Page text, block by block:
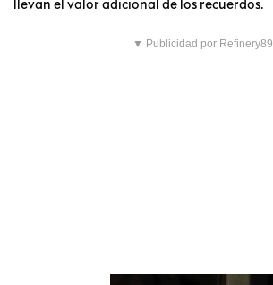
llevan el valor adicional de los recuerdos.
▼ Publicidad por Refinery89